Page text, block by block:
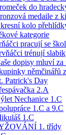
do
medaile z
kolo
kategorie
pracují se
trénují
dopisy mluví za
němčinářů
Patrick's Day
2.A
Nechanice 1.C
1.C a 9.C
1.C
1. třídy